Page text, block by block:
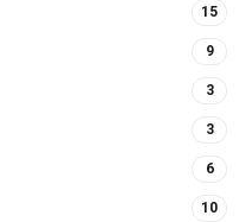
15
9
3
3
6
10